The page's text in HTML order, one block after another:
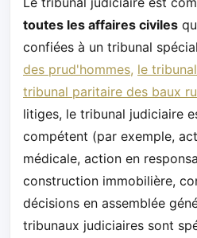
toutes les affaires civiles
confiées à un tribunal
des prud'hommes, le
tribunal paritaire des baux
litiges, le tribunal judiciaire
compétent (par exemple,
médicale, action en
construction immobilière,
décisions en assemblée
tribunaux judiciaires sont